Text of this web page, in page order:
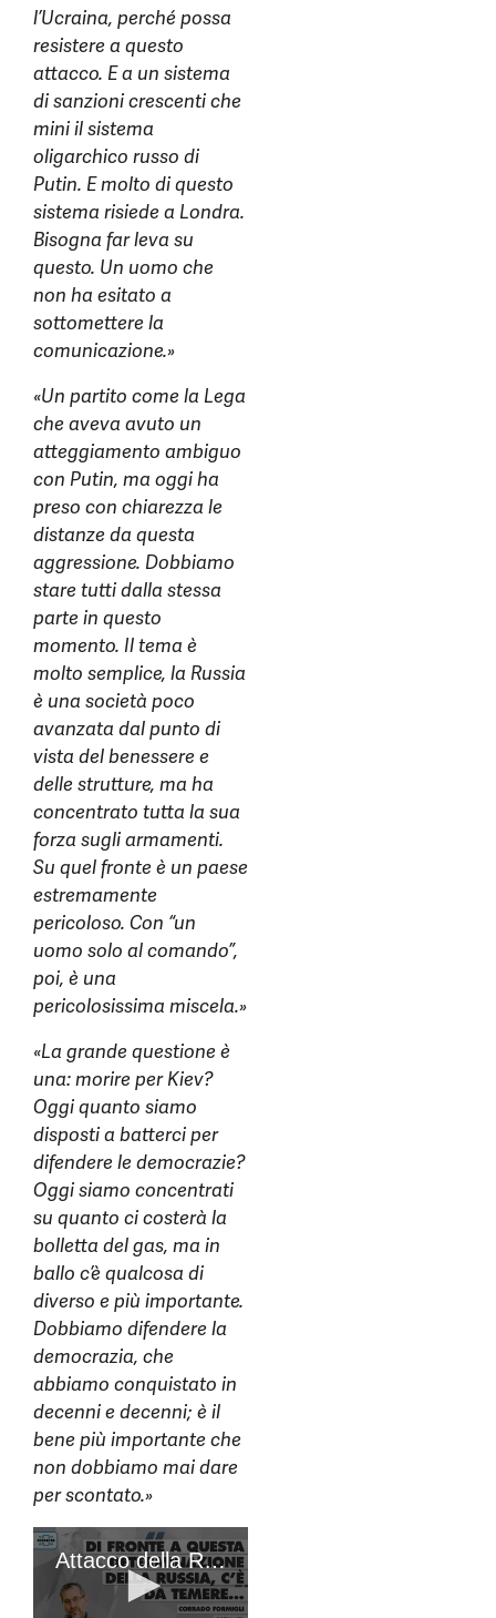
l’Ucraina, perché possa
resistere a questo
attacco. E a un sistema
di sanzioni crescenti che
mini il sistema
oligarchico russo di
Putin. E molto di questo
sistema risiede a Londra.
Bisogna far leva su
questo. Un uomo che
non ha esitato a
sottomettere la
comunicazione.»
«Un partito come la Lega
che aveva avuto un
atteggiamento ambiguo
con Putin, ma oggi ha
preso con chiarezza le
distanze da questa
aggressione. Dobbiamo
stare tutti dalla stessa
parte in questo
momento. Il tema è
molto semplice, la Russia
è una società poco
avanzata dal punto di
vista del benessere e
delle strutture, ma ha
concentrato tutta la sua
forza sugli armamenti.
Su quel fronte è un paese
estremamente
pericoloso. Con “un
uomo solo al comando”,
poi, è una
pericolosissima miscela.»
«La grande questione è
una: morire per Kiev?
Oggi quanto siamo
disposti a batterci per
difendere le democrazie?
Oggi siamo concentrati
su quanto ci costerà la
bolletta del gas, ma in
ballo c’è qualcosa di
diverso e più importante.
Dobbiamo difendere la
democrazia, che
abbiamo conquistato in
decenni e decenni; è il
bene più importante che
non dobbiamo mai dare
per scontato.»